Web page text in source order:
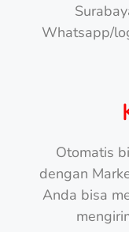
Whatsapp/
Otomatis
dengan
Anda bisa